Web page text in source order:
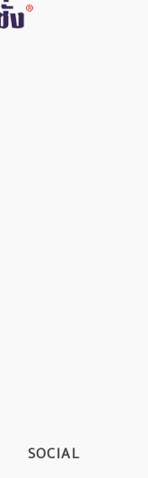
SOCIAL